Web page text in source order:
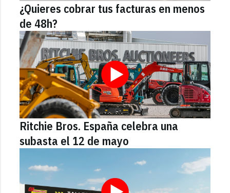
¿Quieres cobrar tus facturas en menos
de 48h?
Ritchie Bros. España celebra una
subasta el 12 de mayo